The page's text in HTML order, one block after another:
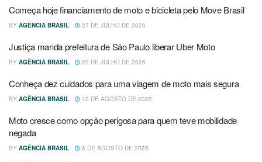
Começa hoje financiamento de moto e bicicleta pelo Move Brasil
BY AGÊNCIA BRASIL 27 DE JULHO DE 2026
Justiça manda prefeitura de São Paulo liberar Uber Moto
BY AGÊNCIA BRASIL 22 DE JULHO DE 2026
Conheça dez cuidados para uma viagem de moto mais segura
BY AGÊNCIA BRASIL 10 DE AGOSTO DE 2025
Moto cresce como opção perigosa para quem teve mobilidade
negada
BY AGÊNCIA BRASIL 6 DE AGOSTO DE 2025